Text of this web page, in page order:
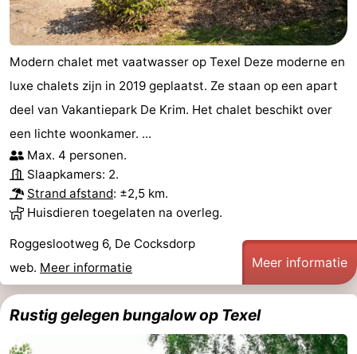
Modern chalet met vaatwasser op Texel Deze moderne en
luxe chalets zijn in 2019 geplaatst. Ze staan op een apart
deel van Vakantiepark De Krim. Het chalet beschikt over
een lichte woonkamer. ...
Max. 4 personen.
Slaapkamers: 2.
Strand afstand: ±2,5 km.
Huisdieren toegelaten na overleg.
Roggeslootweg 6, De Cocksdorp
web. Meer informatie Meer informatie
Rustig gelegen bungalow op Texel